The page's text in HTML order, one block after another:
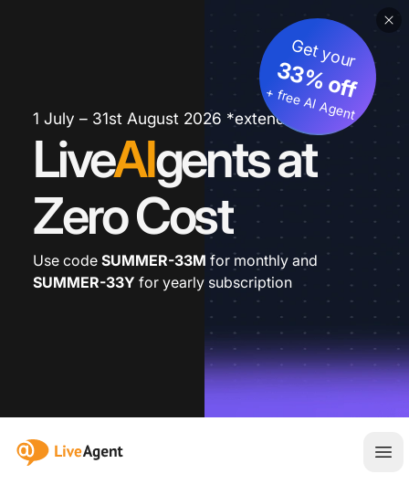
1 July – 31st August 2026 *extended
LiveAIgents at
Zero Cost
Get your
33% off
+ free AI Agent
Use code SUMMER-33M for monthly and
SUMMER-33Y for yearly subscription
:site.title
メ